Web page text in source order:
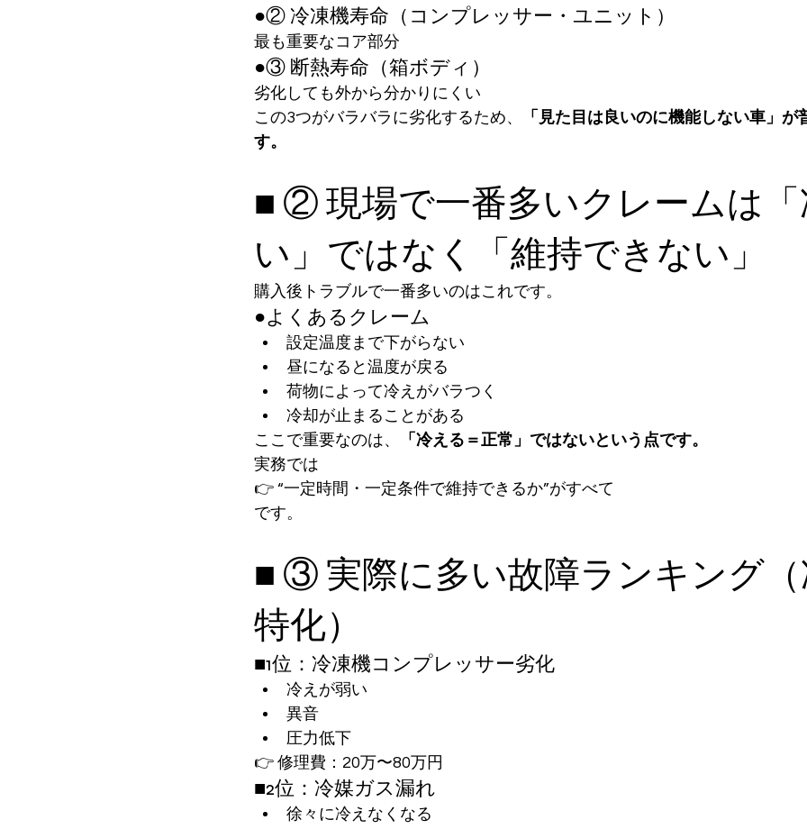
●② 冷凍機寿命（コンプレッサー・ユニット）
最も重要なコア部分
●③ 断熱寿命（箱ボディ）
劣化しても外から分かりにくい
この3つがバラバラに劣化するため、
「見た目は良いのに機能しない車」が
す。
■ ② 現場で一番多いクレームは
い」ではなく「維持できない」
購入後トラブルで一番多いのはこれです。
●よくあるクレーム
設定温度まで下がらない
昼になると温度が戻る
荷物によって冷えがバラつく
冷却が止まることがある
ここで重要なのは、
「冷える＝正常」ではないという点です。
実務では
👉 “一定時間・一定条件で維持できるか”がすべて
です。
■ ③ 実際に多い故障ランキング
特化）
■1位：冷凍機コンプレッサー劣化
冷えが弱い
異音
圧力低下
👉 修理費：20万〜80万円
■2位：冷媒ガス漏れ
徐々に冷えなくなる